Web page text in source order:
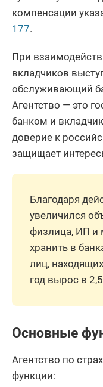
компенсации
177.
При
вкладчиков
обслуживающий
Агентство — это
банком и
доверие к
защищает
Благодаря
увеличился
физлица, ИП и
хранить в
лиц,
год вырос в
Основные
Агентство по
функции: